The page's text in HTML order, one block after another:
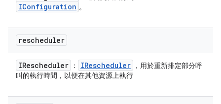
IConfiguration 。
rescheduler
IRescheduler ： IRescheduler
，用於重新排定部分呼
叫的執行時間，以便在其他資源上執行